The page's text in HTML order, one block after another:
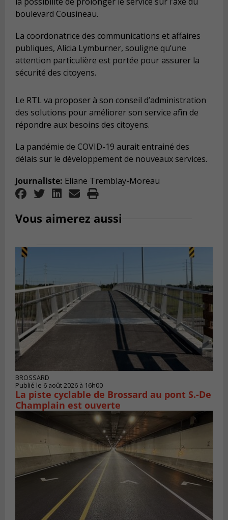
boulevard Cousineau.
La coordonatrice des communications et affaires
publiques, Alicia Lymburner, souligne qu’une
attention particulière est portée pour assurer la
sécurité des citoyens.
Le RTL va proposer à son conseil d’administration
des solutions pour améliorer son service afin de
répondre aux besoins des citoyens.
La pandémie de COVID-19 aurait entrainé des
délais sur le développement de nouveaux services.
Journaliste: Eliane Tremblay-Moreau
Vous aimerez aussi
BROSSARD
Publié le 6 août 2026 à 16h00
La piste cyclable de Brossard au pont S.-De
Champlain est ouverte